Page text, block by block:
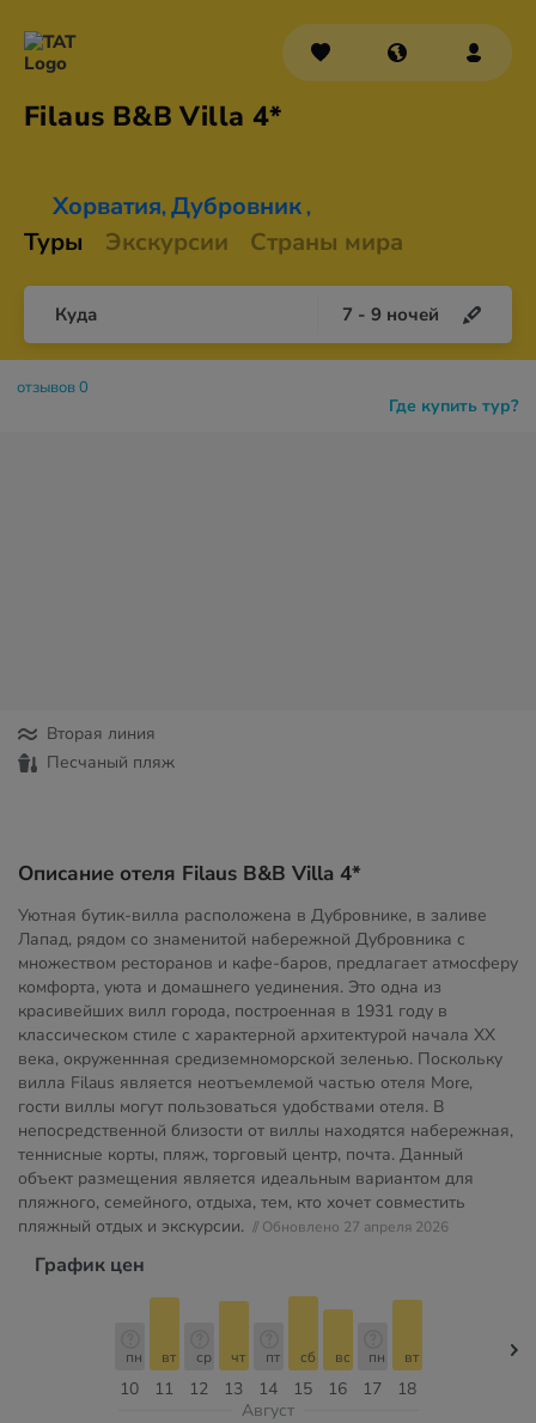
Filaus B&BVilla 4*
Хорватия, Дубровник ,
Туры Экскурсии Страны мира
Куда 7 - 9 ночей
Где купить тур?
отзывов 0
Вторая линия
Песчаный пляж
Описание отеля Filaus B&B Villa 4*
Уютная бутик-вилла расположена в Дубровнике, в заливе
Лапад, рядом со знаменитой набережной Дубровника с
множеством ресторанов и кафе-баров, предлагает атмосферу
комфорта, уюта и домашнего уединения. Это одна из
красивейших вилл города, построенная в 1931 году в
классическом стиле с характерной архитектурой начала XX
века, окруженнная средиземноморской зеленью. Поскольку
вилла Filaus является неотъемлемой частью отеля More,
гости виллы могут пользоваться удобствами отеля. В
непосредственной близости от виллы находятся набережная,
теннисные корты, пляж, торговый центр, почта. Данный
объект размещения является идеальным вариантом для
пляжного, семейного, отдыха, тем, кто хочет совместить
пляжный отдых и экскурсии. // Обновлено 27 апреля 2026
График цен
10
пн
11
вт
12
ср
13
чт
14
пт
15
сб
16
вс
17
пн
18
вт
Август